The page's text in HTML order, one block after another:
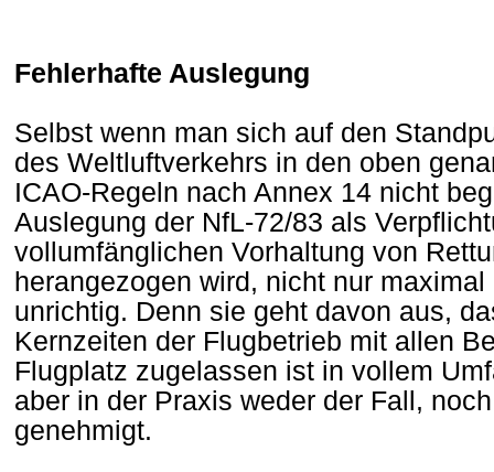
Fehlerhafte Auslegung
Selbst wenn man sich auf den
des Weltluftverkehrs in den oben
ICAO-Regeln nach Annex 14 nicht
Auslegung der NfL-72/83 als
vollumfänglichen Vorhaltung von
herangezogen wird, nicht nur
unrichtig. Denn sie geht davon aus,
Kernzeiten der Flugbetrieb mit allen
Flugplatz zugelassen ist in vollem
aber in der Praxis weder der Fall,
genehmigt.